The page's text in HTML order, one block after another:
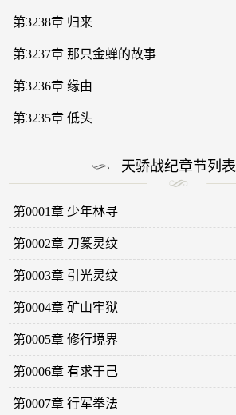
第3238章 归来
第3237章 那只金蝉的故事
第3236章 缘由
第3235章 低头
天骄战纪章节列表
第0001章 少年林寻
第0002章 刀篆灵纹
第0003章 引光灵纹
第0004章 矿山牢狱
第0005章 修行境界
第0006章 有求于己
第0007章 行军拳法